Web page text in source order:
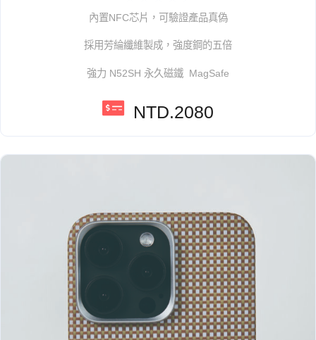
內置NFC芯片，可驗證產品真偽
採用芳綸纖維製成，強度鋼的五倍
強力 N52SH 永久磁鐵 MagSafe
NTD.2080